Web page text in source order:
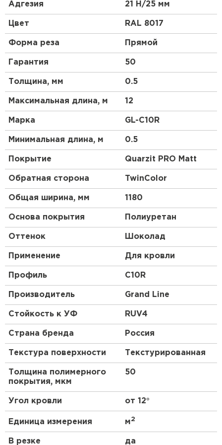
чем другие виды профнастила. Благодаря
высоте профиля этот материал будет органично
смотреться на крыше любой сложности.
Адгезия 21 Н/25 мм
Цвет RAL 8017
Форма реза Прямой
Гарантия 50
Толщина, мм 0.5
Максимальная длина, м 12
Марка GL-С10R
Минимальная длина, м 0.5
Покрытие Quarzit PRO Matt
Обратная сторона TwinColor
Общая ширина, мм 1180
Основа покрытия Полиуретан
Оттенок Шоколад
Применение Для кровли
Профиль C10R
Производитель Grand Line
Стойкость к УФ RUV4
Страна бренда Россия
Текстура поверхности Текстурированная
Толщина полимерного
покрытия, мкм
50
Угол кровли от 12°
Единица измерения м2
В резке да